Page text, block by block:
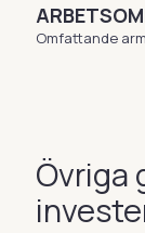
Omfattande
Övriga